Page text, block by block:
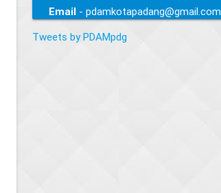
Email- pdamkotapadang@gmail.com
Tweets by PDAMpdg